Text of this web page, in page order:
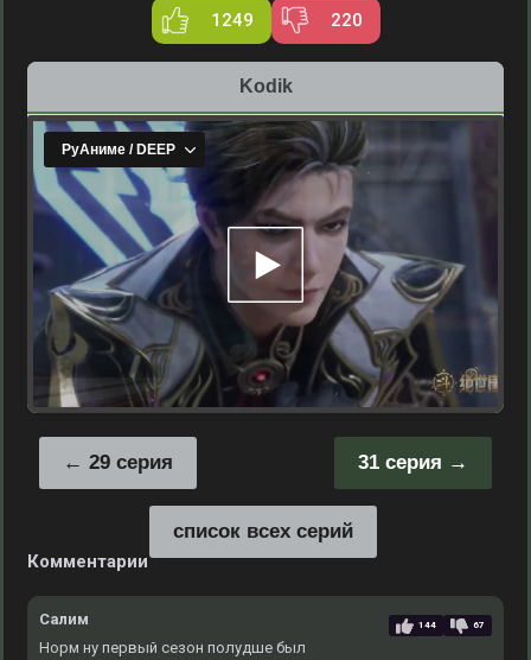
1249 220
Kodik
31 серия
29 серия
список всех серий
Комментарии
Салим 144 67
Норм ну первый сезон полудше был